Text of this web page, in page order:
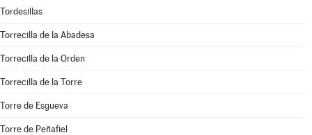
Tordesillas
Torrecilla de la Abadesa
Torrecilla de la Orden
Torrecilla de la Torre
Torre de Esgueva
Torre de Peñafiel